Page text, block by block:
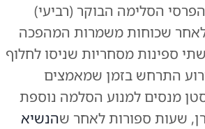
הסלימה הבוקר (רביעי)
שכוחות משמרות המהפכה
ספינות מסחריות שניסו לחלוף
התרחש בזמן שמאמצים
מנסים למנוע הסלמה נוספת
שעות ספורות לאחר שהנשיא